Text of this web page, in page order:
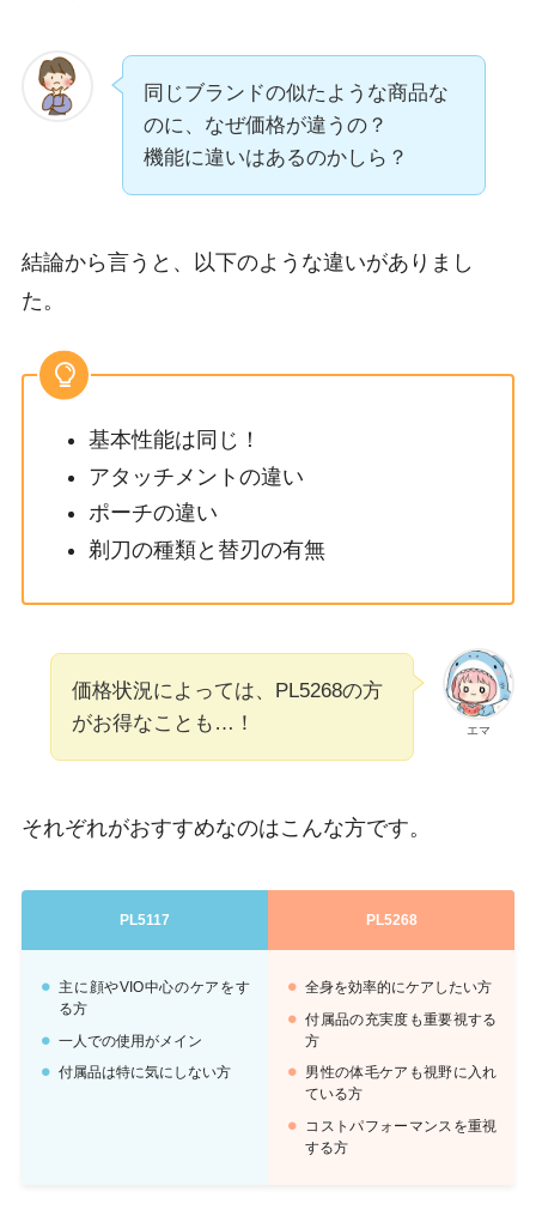
同じブランドの似たような商品な
のに、なぜ価格が違うの？
機能に違いはあるのかしら？
結論から言うと、以下のような違いがありまし
た。
基本性能は同じ！
アタッチメントの違い
ポーチの違い
剃刀の種類と替刃の有無
エマ
価格状況によっては、PL5268の方
がお得なことも…！
それぞれがおすすめなのはこんな方です。
PL5117 PL5268
主に顔やVIO中心のケアをす
る方
一人での使用がメイン
付属品は特に気にしない方
全身を効率的にケアしたい方
付属品の充実度も重要視する
方
男性の体毛ケアも視野に入れ
ている方
コストパフォーマンスを重視
する方